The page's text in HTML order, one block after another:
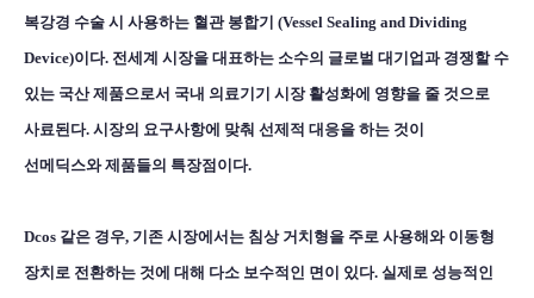
복강경 수술 시 사용하는 혈관 봉합기 (Vessel Sealing and Dividing
Device)이다. 전세계 시장을 대표하는 소수의 글로벌 대기업과 경쟁할 수
있는 국산 제품으로서 국내 의료기기 시장 활성화에 영향을 줄 것으로
사료된다. 시장의 요구사항에 맞춰 선제적 대응을 하는 것이
선메딕스와 제품들의 특장점이다.
Dcos 같은 경우, 기존 시장에서는 침상 거치형을 주로 사용해와 이동형
장치로 전환하는 것에 대해 다소 보수적인 면이 있다. 실제로 성능적인